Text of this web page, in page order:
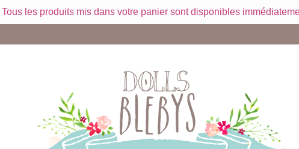
Tous les produits mis dans votre panier sont disponibles